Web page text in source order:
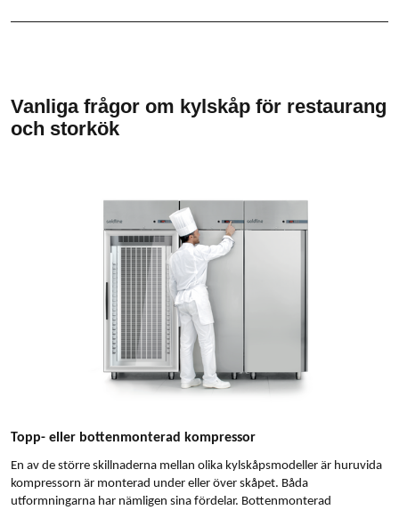
Vanliga frågor om kylskåp för restaurang
och storkök
Topp- eller bottenmonterad kompressor
En av de större skillnaderna mellan olika kylskåpsmodeller är huruvida
kompressorn är monterad under eller över skåpet. Båda
utformningarna har nämligen sina fördelar. Bottenmonterad